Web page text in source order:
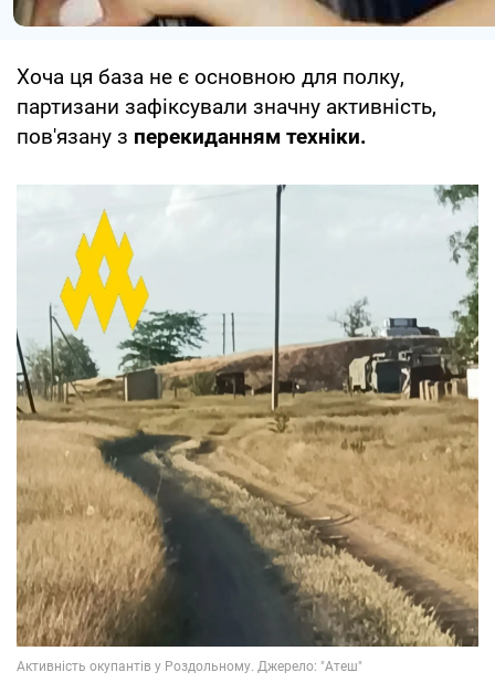
Хоча ця база не є основною для полку,
партизани зафіксували значну активність,
пов'язану з перекиданням техніки.